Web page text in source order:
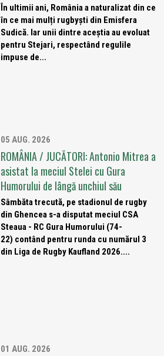
În ultimii ani, România a naturalizat din ce
în ce mai mulți rugbyști din Emisfera
Sudică. Iar unii dintre aceștia au evoluat
pentru Stejari, respectând regulile
impuse de...
05 AUG. 2026
ROMÂNIA / JUCĂTORI: Antonio Mitrea a
asistat la meciul Stelei cu Gura
Humorului de lângă unchiul său
Sâmbăta trecută, pe stadionul de rugby
din Ghencea s-a disputat meciul CSA
Steaua - RC Gura Humorului (74-
22) contând pentru runda cu numărul 3
din Liga de Rugby Kaufland 2026....
01 AUG. 2026